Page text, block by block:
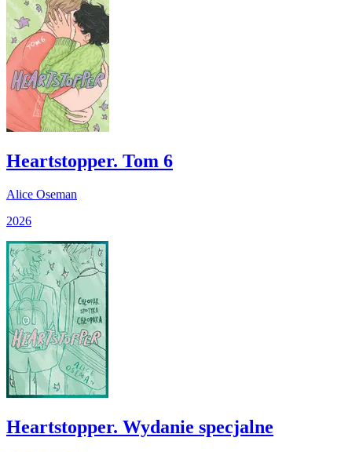
Heartstopper. Tom 6
Alice Oseman
2026
Heartstopper. Wydanie specjalne